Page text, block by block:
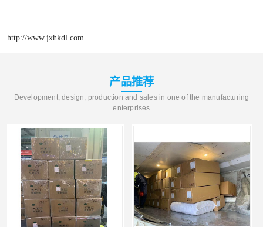
http://www.jxhkdl.com
产品推荐
Development, design, production and sales in one of the manufacturing
enterprises